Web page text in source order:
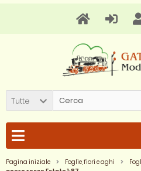
Tutte
Pagina iniziale Foglie, fiori e aghi